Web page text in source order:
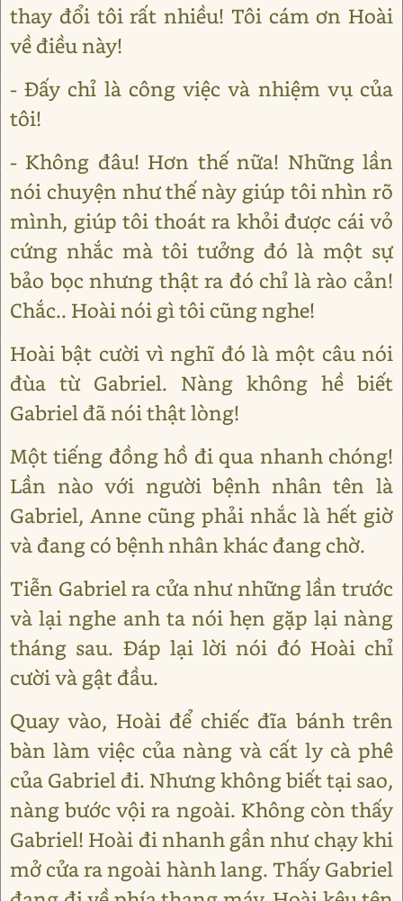
thay đổi tôi rất nhiều! Tôi cám ơn Hoài
về điều này!
- Đấy chỉ là công việc và nhiệm vụ của
tôi!
- Không đâu! Hơn thế nữa! Những lần
nói chuyện như thế này giúp tôi nhìn rõ
mình, giúp tôi thoát ra khỏi được cái vỏ
cứng nhắc mà tôi tưởng đó là một sự
bảo bọc nhưng thật ra đó chỉ là rào cản!
Chắc.. Hoài nói gì tôi cũng nghe!
Hoài bật cười vì nghĩ đó là một câu nói
đùa từ Gabriel. Nàng không hề biết
Gabriel đã nói thật lòng!
Một tiếng đồng hồ đi qua nhanh chóng!
Lần nào với người bệnh nhân tên là
Gabriel, Anne cũng phải nhắc là hết giờ
và đang có bệnh nhân khác đang chờ.
Tiễn Gabriel ra cửa như những lần trước
và lại nghe anh ta nói hẹn gặp lại nàng
tháng sau. Đáp lại lời nói đó Hoài chỉ
cười và gật đầu.
Quay vào, Hoài để chiếc đĩa bánh trên
bàn làm việc của nàng và cất ly cà phê
của Gabriel đi. Nhưng không biết tại sao,
nàng bước vội ra ngoài. Không còn thấy
Gabriel! Hoài đi nhanh gần như chạy khi
mở cửa ra ngoài hành lang. Thấy Gabriel